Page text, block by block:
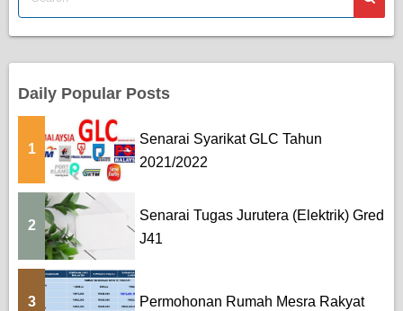
Daily Popular Posts
1
Senarai Syarikat GLC Tahun
2021/2022
2
Senarai Tugas Jurutera (Elektrik) Gred
J41
3 Permohonan Rumah Mesra Rakyat